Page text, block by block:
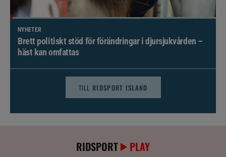
NYHETER
Brett politiskt stöd för förändringar i djursjukvården –
häst kan omfattas
TILL RIDSPORT ISLAND
RIDSPORT PLAY